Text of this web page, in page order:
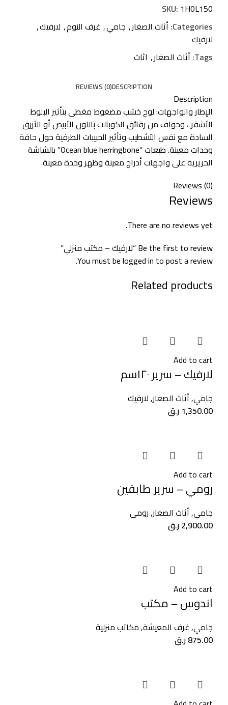
SKU: 1H0L150
Categories: أثاث الصغار, جامي, غرف النوم, لارفيك,
لارفيك
Tags: أثاث الصغار, اثاث
DESCRIPTION
REVIEWS (0)
Description
الإطار والواجهات: لوح خشب مضغوط مغطى بتأثير البلوط
الأشقر ، وحواف من رقائق الكوبالت باللون الأبيض أو الأزرق
السادة مع نفس التشطيب وتأثير الحبيبات الطرفية حول حافة
وحدات معينة. طبعات “Ocean blue herringbone” بالشاشة
الحريرية على واجهات أدراج معينة وظهر وحدة معينة.
Reviews (0)
Reviews
There are no reviews yet.
Be the first to review “لارفيك – مكتب منزلي”
You must belogged in to post a review.
Related products
Add to cart
لارفيك – سرير ١٢٠سم
جامي,أثاث الصغار,لارفيك
1,350.00 ر.ق
Add to cart
رومي – سرير طابقين
جامي,أثاث الصغار,رومي
2,900.00ر.ق
Add to cart
اندوس – مكتب
جامي,غرف المعيشة,مكاتب منزلية
875.00ر.ق